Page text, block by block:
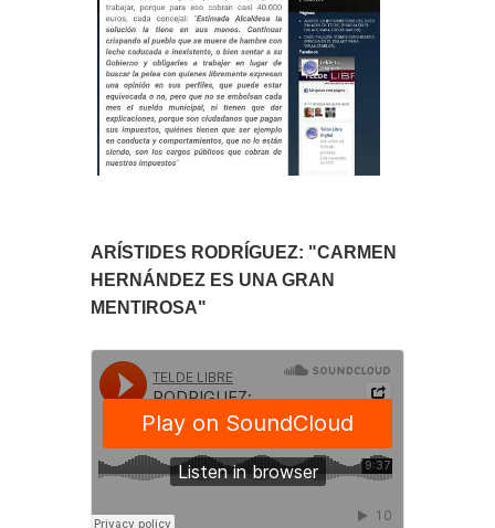
ARÍSTIDES RODRÍGUEZ: "CARMEN
HERNÁNDEZ ES UNA GRAN
MENTIROSA"